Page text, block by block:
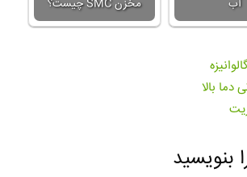
مخزن SMC چیست؟
آب
دما بالا
بنویسید